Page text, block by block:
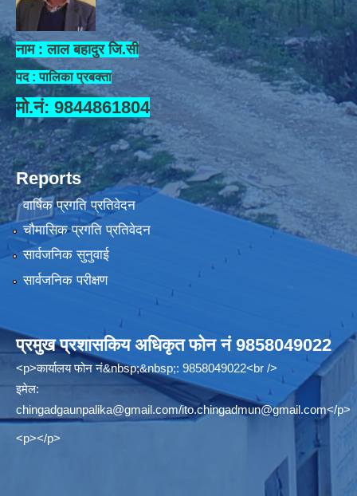
नाम : लाल बहादुर जि.सी
पद : पालिका प्रबक्ता
मो.नं: 9844861804
Reports
वार्षिक प्रगति प्रतिवेदन
चौमासिक प्रगति प्रतिवेदन
सार्वजनिक सुनुवाई
सार्वजनिक परीक्षण
प्रमुख प्रशासकिय अधिकृत फोन नं 9858049022
<p>कार्यालय फोन नं&nbsp;&nbsp;: 9858049022<br />
इमेल:
chingadgaunpalika@gmail.com/ito.chingadmun@gmail.com</p>
<p></p>